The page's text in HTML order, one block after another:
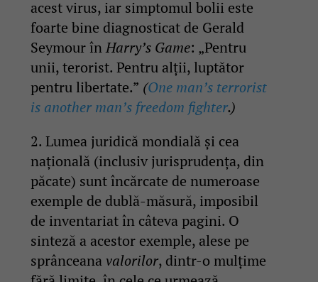
acest virus, iar simptomul bolii este
foarte bine diagnosticat de Gerald
Seymour înHarry’s Game: „Pentru
unii, terorist. Pentru alții, luptător
pentru libertate.” (One man’s terrorist
is another man’s freedom fighter.)
2. Lumea juridică mondială și cea
națională (inclusiv jurisprudența, din
păcate) sunt încărcate de numeroase
exemple de dublă-măsură, imposibil
de inventariat în câteva pagini. O
sinteză a acestor exemple, alese pe
sprânceanavalorilor, dintr-o mulțime